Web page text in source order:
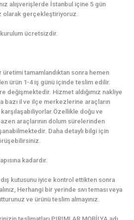
alışverişlerde İstanbul içine 5 gün
olarak gerçekleştiriyoruz.
ücretsizdir.
tamamlandıktan sonra hemen
ürün 1-4 iş günü içinde teslim edilir.
değişmektedir. Hizmet aldığımız nakliye
bazı il ve ilçe merkezlerine araçların
doğu ve
araçlarının dolum sürelerinden
Daha detaylı bilgi için
kadardır.
kutusunu iyice kontrol ettikten sonra
Herhangi bir yerinde sıvı teması veya
ve ürünü teslim almayınız.